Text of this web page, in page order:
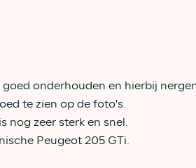
onderhouden en hierbij
te zien op de foto's.
nog zeer sterk en snel.
Peugeot 205 GTi.